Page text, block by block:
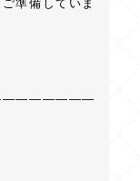
準備していま